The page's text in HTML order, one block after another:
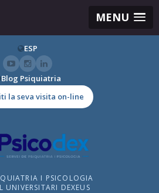
MENU
ESP
Blog Psiquiatria
la seva visita on-line
I PSICOLOGIA
UNIVERSITARI DEXEUS